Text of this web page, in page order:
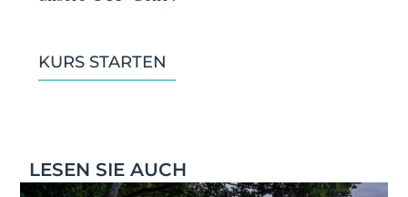
KURS STARTEN
LESEN SIE AUCH